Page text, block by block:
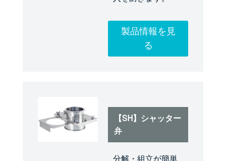
製品情報を見
る
【SH】シャッター
弁
分解・組立が簡単